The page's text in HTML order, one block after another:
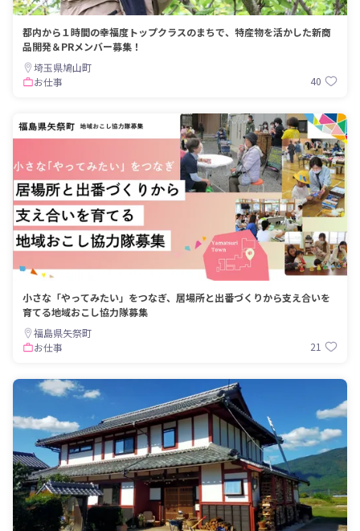
都内から１時間の幸福度トップクラスのまちで、特産物を活かした新商
品開発＆PRメンバー募集！
埼玉県鳩山町
お仕事
40
小さな「やってみたい」をつなぎ、居場所と出番づくりから支え合いを
育てる地域おこし協力隊募集
福島県矢祭町
お仕事
21